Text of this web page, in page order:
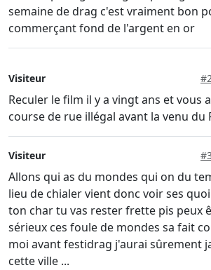
semaine de drag c'est vraiment bon
commerçant fond de l'argent en or
Visiteur
Reculer le film il y a vingt ans et vous
course de rue illégal avant la venu du
Visiteur #3
Allons qui as du mondes qui on du
lieu de chialer vient donc voir ses
ton char tu vas rester frette pis peux
sérieux ces foule de mondes sa fait
moi avant festidrag j'aurai sûrement
cette ville ...